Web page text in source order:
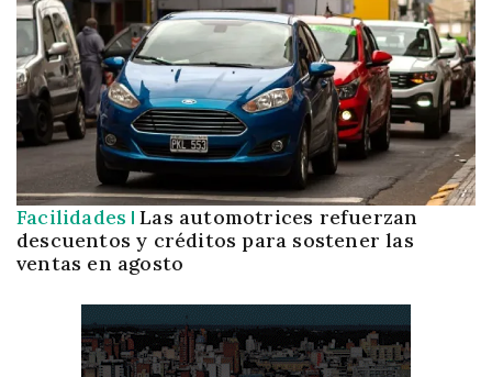
Facilidades Las automotrices refuerzan
descuentos y créditos para sostener las
ventas en agosto